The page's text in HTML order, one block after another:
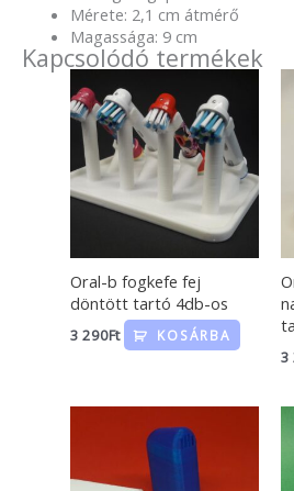
Mérete: 2,1 cm átmérő
Magassága: 9 cm
Kapcsolódó termékek
Oral-b fogkefe fej
döntött tartó 4db-os
3 290Ft KOSÁRBA
3